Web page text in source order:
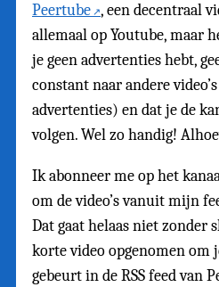
Peertube , een decentraal
allemaal op Youtube, maar
je geen advertenties hebt,
constant naar andere
advertenties) en dat je de
volgen. Wel zo handig!
Ik abonneer me op het
om de video’s vanuit mijn
Dat gaat helaas niet zonder
korte video opgenomen om
gebeurt in de RSS feed van